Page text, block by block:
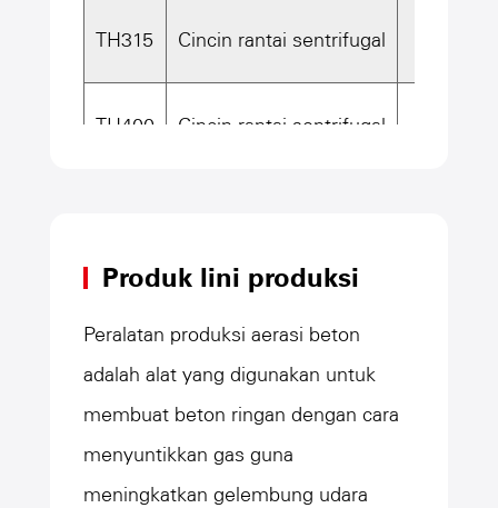
TH315 Cincin rantai sentrifugal
TH400 Cincin rantai sentrifugal
Produk lini produksi
Peralatan produksi aerasi beton
adalah alat yang digunakan untuk
membuat beton ringan dengan cara
menyuntikkan gas guna
meningkatkan gelembung udara